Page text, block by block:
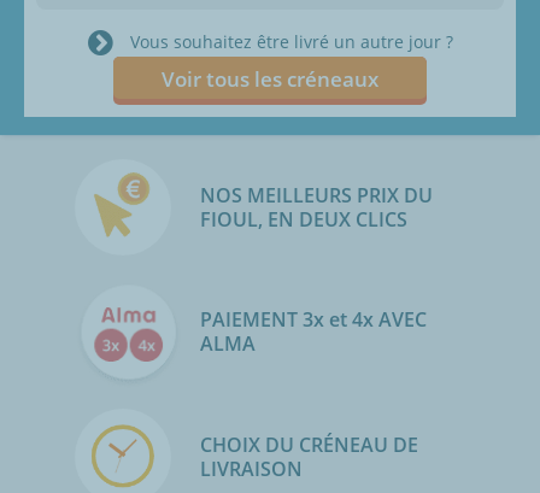
Vous souhaitez être livré un autre jour ?
Voir tous les créneaux
NOS MEILLEURS PRIX DU
FIOUL, EN DEUX CLICS
PAIEMENT 3x et 4x AVEC
ALMA
CHOIX DU CRÉNEAU DE
LIVRAISON